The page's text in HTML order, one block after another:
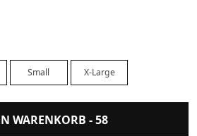
Small X-Large
WARENKORB -58